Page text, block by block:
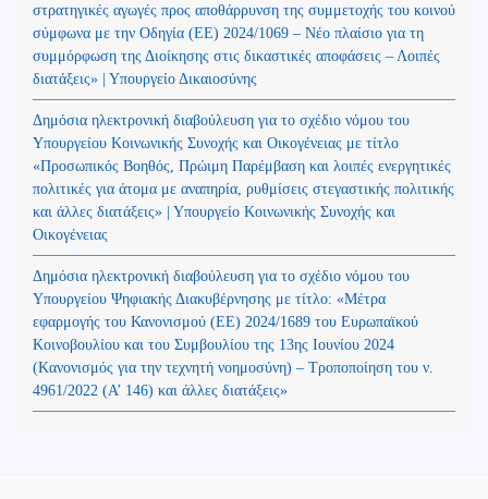
στρατηγικές αγωγές προς αποθάρρυνση της συμμετοχής του κοινού
σύμφωνα με την Οδηγία (ΕΕ) 2024/1069 – Νέο πλαίσιο για τη
συμμόρφωση της Διοίκησης στις δικαστικές αποφάσεις – Λοιπές
διατάξεις» | Υπουργείο Δικαιοσύνης
Δημόσια ηλεκτρονική διαβούλευση για το σχέδιο νόμου του
Υπουργείου Κοινωνικής Συνοχής και Οικογένειας με τίτλο
«Προσωπικός Βοηθός, Πρώιμη Παρέμβαση και λοιπές ενεργητικές
πολιτικές για άτομα με αναπηρία, ρυθμίσεις στεγαστικής πολιτικής
και άλλες διατάξεις» | Υπουργείο Κοινωνικής Συνοχής και
Οικογένειας
Δημόσια ηλεκτρονική διαβούλευση για το σχέδιο νόμου του
Υπουργείου Ψηφιακής Διακυβέρνησης με τίτλο: «Μέτρα
εφαρμογής του Κανονισμού (ΕΕ) 2024/1689 του Ευρωπαϊκού
Κοινοβουλίου και του Συμβουλίου της 13ης Ιουνίου 2024
(Kανονισμός για την τεχνητή νοημοσύνη) – Τροποποίηση του ν.
4961/2022 (Α’ 146) και άλλες διατάξεις»